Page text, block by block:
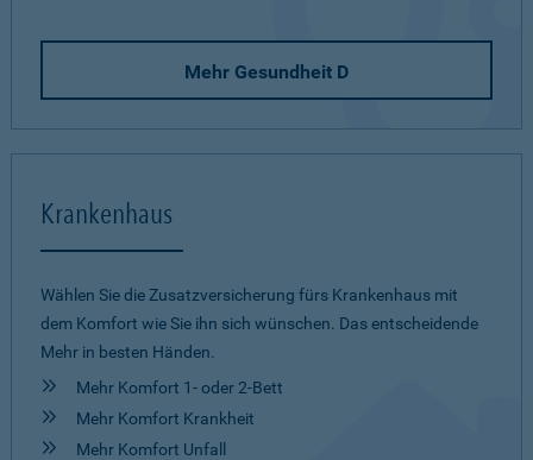
Mehr Gesundheit D
Krankenhaus
Wählen Sie die Zusatzversicherung fürs Krankenhaus mit
dem Komfort wie Sie ihn sich wünschen. Das entscheidende
Mehr in besten Händen.
Mehr Komfort 1- oder 2-Bett
Mehr Komfort Krankheit
Mehr Komfort Unfall